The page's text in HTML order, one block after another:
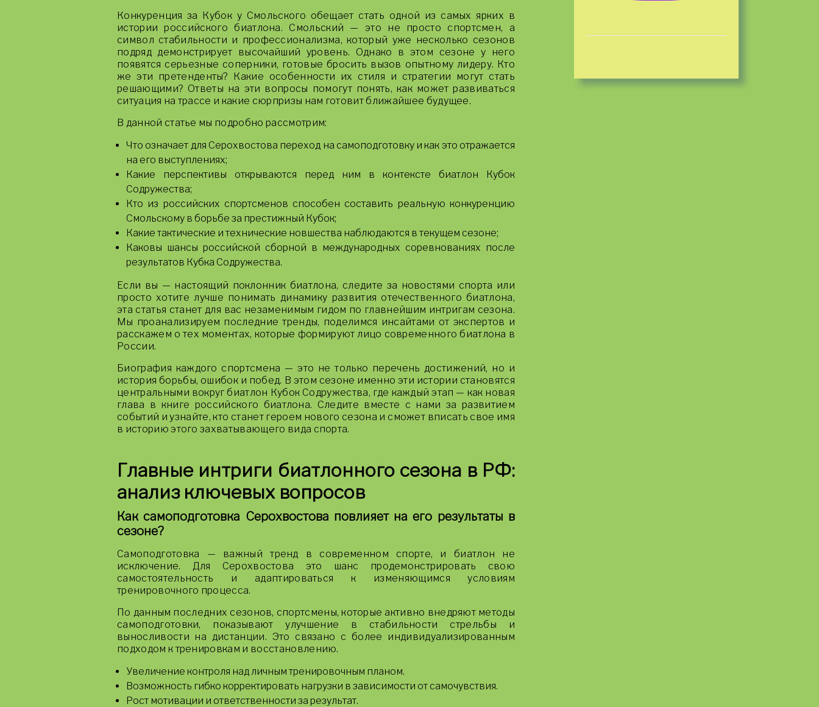
Конкуренция за Кубок у Смольского обещает стать одной из самых ярких в
истории российского биатлона. Смольский — это не просто спортсмен, а
символ стабильности и профессионализма, который уже несколько сезонов
подряд демонстрирует высочайший уровень. Однако в этом сезоне у него
появятся серьезные соперники, готовые бросить вызов опытному лидеру. Кто
же эти претенденты? Какие особенности их стиля и стратегии могут стать
решающими? Ответы на эти вопросы помогут понять, как может развиваться
ситуация на трассе и какие сюрпризы нам готовит ближайшее будущее.
В данной статье мы подробно рассмотрим:
Что означает для Серохвостова переход на самоподготовку и как это отражается
на его выступлениях;
Какие перспективы открываются перед ним в контексте биатлон Кубок
Содружества;
Кто из российских спортсменов способен составить реальную конкуренцию
Смольскому в борьбе за престижный Кубок;
Какие тактические и технические новшества наблюдаются в текущем сезоне;
Каковы шансы российской сборной в международных соревнованиях после
результатов Кубка Содружества.
Если вы — настоящий поклонник биатлона, следите за новостями спорта или
просто хотите лучше понимать динамику развития отечественного биатлона,
эта статья станет для вас незаменимым гидом по главнейшим интригам сезона.
Мы проанализируем последние тренды, поделимся инсайтами от экспертов и
расскажем о тех моментах, которые формируют лицо современного биатлона в
России.
Биография каждого спортсмена — это не только перечень достижений, но и
история борьбы, ошибок и побед. В этом сезоне именно эти истории становятся
центральными вокруг биатлон Кубок Содружества, где каждый этап — как новая
глава в книге российского биатлона. Следите вместе с нами за развитием
событий и узнайте, кто станет героем нового сезона и сможет вписать свое имя
в историю этого захватывающего вида спорта.
Главные интриги биатлонного сезона в РФ:
анализ ключевых вопросов
Как самоподготовка Серохвостова повлияет на его результаты в
сезоне?
Самоподготовка — важный тренд в современном спорте, и биатлон не
исключение. Для Серохвостова это шанс продемонстрировать свою
самостоятельность и адаптироваться к изменяющимся условиям
тренировочного процесса.
По данным последних сезонов, спортсмены, которые активно внедряют методы
самоподготовки, показывают улучшение в стабильности стрельбы и
выносливости на дистанции. Это связано с более индивидуализированным
подходом к тренировкам и восстановлению.
Увеличение контроля над личным тренировочным планом.
Возможность гибко корректировать нагрузки в зависимости от самочувствия.
Рост мотивации и ответственности за результат.